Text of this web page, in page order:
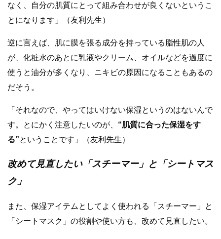
なく、自分の肌質にとって組み合わせが良くないというこ
とになります」（友利先生）
逆に言えば、肌に膜を張る成分を持っている脂性肌の人
が、化粧水のあとに乳液やクリーム、オイルなどを過度に
使うと油分が多くなり、ニキビの原因になることもあるの
だそう。
「それなので、やってはいけない保湿というのはないんで
す。とにかく注意したいのが、 “肌質に合った保湿をす
る”ということです」（友利先生）
改めて見直したい「スチーマー」と「シートマス
ク」
また、保湿アイテムとしてよく使われる「スチーマー」と
「シートマスク」の役割や使い方も、改めて見直したい。